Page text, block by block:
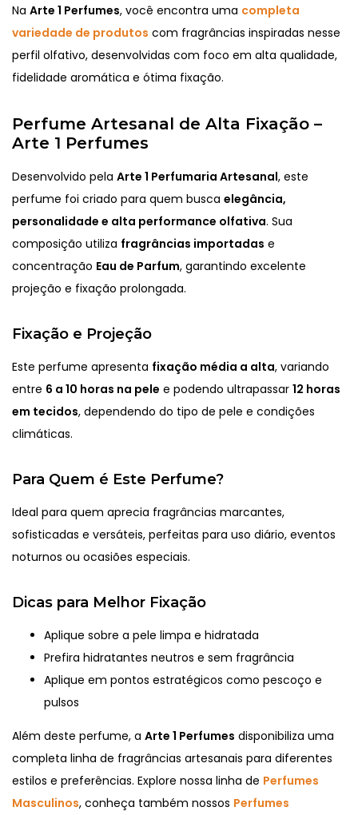
Na Arte 1 Perfumes, você encontra uma completa
variedade de produtos com fragrâncias inspiradas nesse
perfil olfativo, desenvolvidas com foco em alta qualidade,
fidelidade aromática e ótima fixação.
Perfume Artesanal de Alta Fixação –
Arte 1 Perfumes
Desenvolvido pela Arte 1 Perfumaria Artesanal, este
perfume foi criado para quem busca elegância,
personalidade e alta performance olfativa. Sua
composição utiliza fragrâncias importadas e
concentração Eau de Parfum, garantindo excelente
projeção e fixação prolongada.
Fixação e Projeção
Este perfume apresenta fixação média a alta, variando
entre 6 a 10 horas na pele e podendo ultrapassar 12 horas
em tecidos, dependendo do tipo de pele e condições
climáticas.
Para Quem é Este Perfume?
Ideal para quem aprecia fragrâncias marcantes,
sofisticadas e versáteis, perfeitas para uso diário, eventos
noturnos ou ocasiões especiais.
Dicas para Melhor Fixação
Aplique sobre a pele limpa e hidratada
Prefira hidratantes neutros e sem fragrância
Aplique em pontos estratégicos como pescoço e
pulsos
Além deste perfume, a Arte 1 Perfumes disponibiliza uma
completa linha de fragrâncias artesanais para diferentes
estilos e preferências. Explore nossa linha de Perfumes
Masculinos, conheça também nossos Perfumes